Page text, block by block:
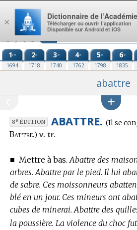
Aller au contenu
1re
1694
2e
1718
3e
1740
4e
1762
5e
1798
6e
1835
abattre
8eÉDITION ABATTRE. (Il se
Battre.) v. tr.
■ Mettre à bas. Abattre des
arbres. Abattre par le pied. Il lui
de sabre. Ces moissonneurs
blé en un jour. Ces mineurs ont
cubes de minerai. Abattre des
la poussière. La violence du choc
×
Dictionnaire de l’Académie
Télécharger ou ouvrir l’application
Disponible sur Android et iOS